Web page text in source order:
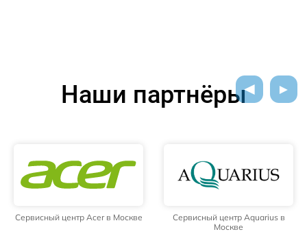
Наши партнёры
Сервисный центр Acer в Москве
Сервисный центр Aquarius в
Москве